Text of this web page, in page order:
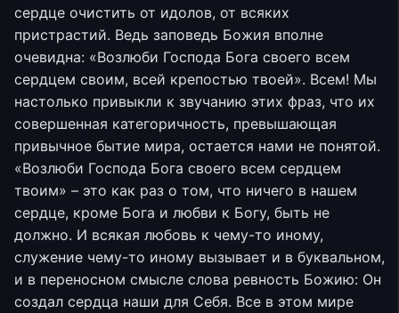
сердце очистить от идолов, от всяких
пристрастий. Ведь заповедь Божия вполне
очевидна: «Возлюби Господа Бога своего всем
сердцем своим, всей крепостью твоей». Всем! Мы
настолько привыкли к звучанию этих фраз, что их
совершенная категоричность, превышающая
привычное бытие мира, остается нами не понятой.
«Возлюби Господа Бога своего всем сердцем
твоим» – это как раз о том, что ничего в нашем
сердце, кроме Бога и любви к Богу, быть не
должно. И всякая любовь к чему-то иному,
служение чему-то иному вызывает и в буквальном,
и в переносном смысле слова ревность Божию: Он
создал сердца наши для Себя. Все в этом мире